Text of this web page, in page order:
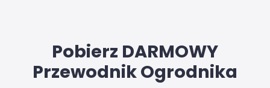
Pobierz DARMOWY
Przewodnik Ogrodnika